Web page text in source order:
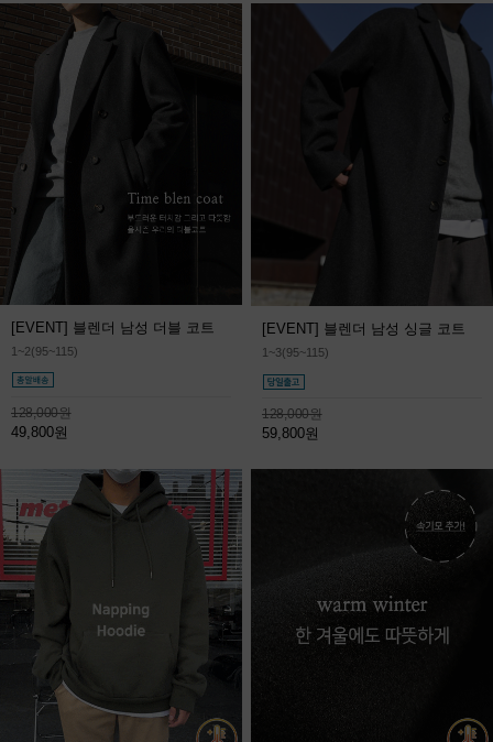
[EVENT] 블렌더 남성 더블 코트
1~2(95~115)
128,000원
49,800원
[EVENT] 블렌더 남성 싱글 코트
1~3(95~115)
128,000원
59,800원